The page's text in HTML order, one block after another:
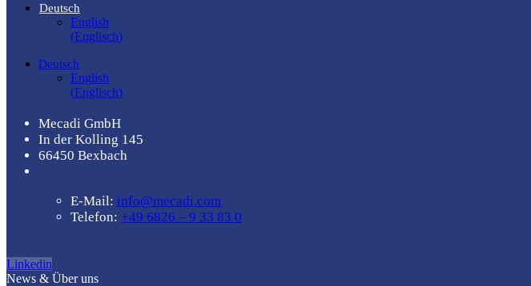
Deutsch
English
(Englisch)
Deutsch
English
(Englisch)
Mecadi GmbH
In der Kolling 145
66450 Bexbach
E-Mail: info@mecadi.com
Telefon: +49 6826 – 9 33 83 0
Linkedin
News & Über uns